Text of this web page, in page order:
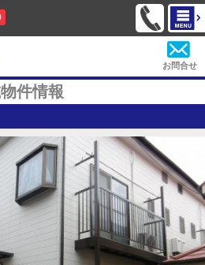
お問合せ
件情報